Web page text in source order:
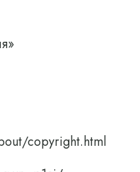
copyright.html